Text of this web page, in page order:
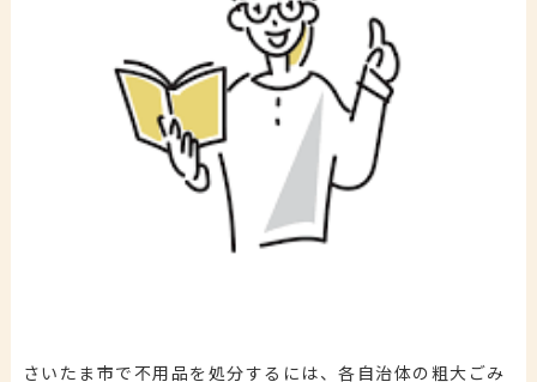
さいたま市で不用品を処分するには、各自治体の粗大ごみ